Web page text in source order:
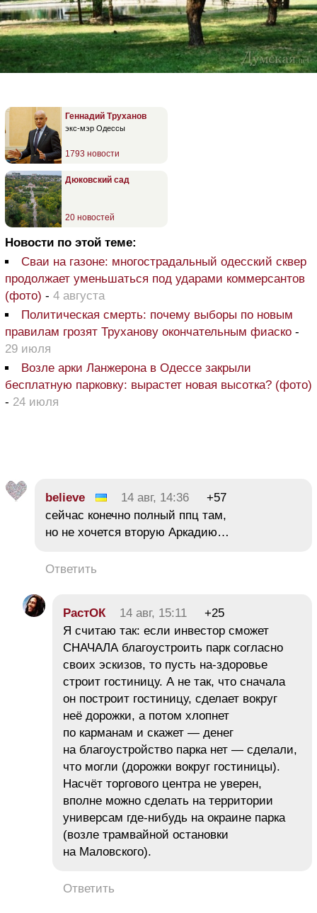
Геннадий Труханов
экс-мэр Одессы
1793 новости
Дюковский сад
20 новостей
Новости по этой теме:
Сваи на газоне: многострадальный одесский сквер
продолжает уменьшаться под ударами коммерсантов
(фото) - 4 августа
Политическая смерть: почему выборы по новым
правилам грозят Труханову окончательным фиаско -
29 июля
Возле арки Ланжерона в Одессе закрыли
бесплатную парковку: вырастет новая высотка? (фото)
- 24 июля
believe 14 авг, 14:36
+57
сейчас конечно полный ппц там,
но не хочется вторую Аркадию…
Ответить
РастОК 14 авг, 15:11
+25
Я считаю так: если инвестор сможет
СНАЧАЛА благоустроить парк согласно
своих эскизов, то пусть на-здоровье
строит гостиницу. А не так, что сначала
он построит гостиницу, сделает вокруг
неё дорожки, а потом хлопнет
по карманам и скажет — денег
на благоустройство парка нет — сделали,
что могли (дорожки вокруг гостиницы).
Насчёт торгового центра не уверен,
вполне можно сделать на территории
универсам где-нибудь на окраине парка
(возле трамвайной остановки
на Маловского).
Ответить